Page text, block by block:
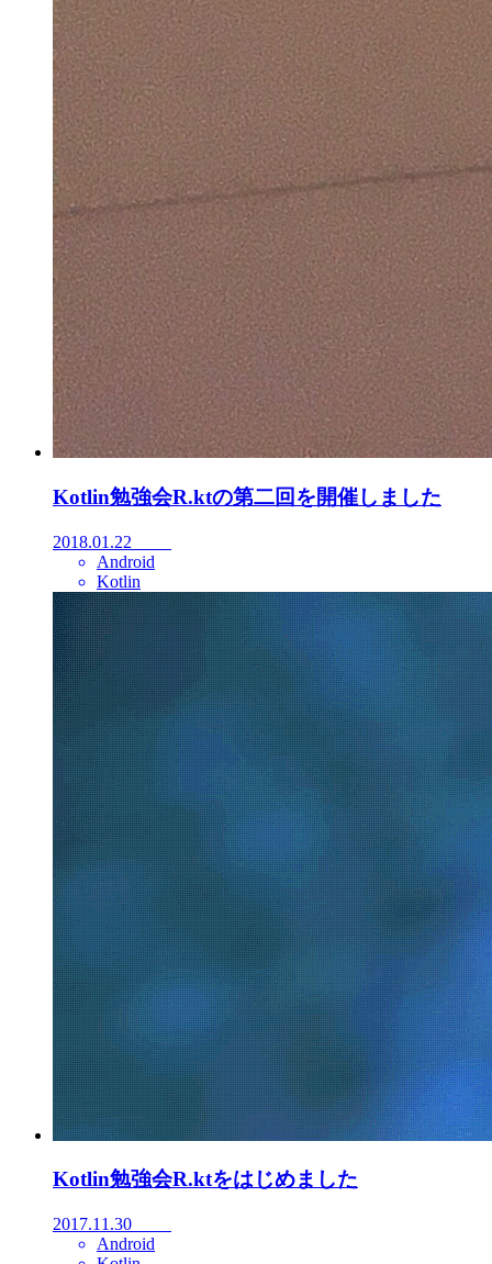
Kotlin勉強会R.ktの第二回を開催しました
2018.01.22
Android
Kotlin
Kotlin勉強会R.ktをはじめました
2017.11.30
Android